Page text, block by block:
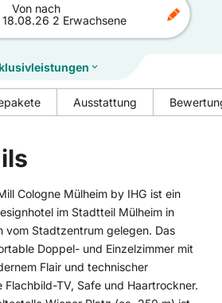
Von nach
18.08.26 2 Erwachsene
Ausstattung
Cologne Mülheim by IHG ist ein
im Stadtteil Mülheim in
vom Stadtzentrum gelegen. Das
Doppel- und Einzelzimmer mit
Flair und technischer
TV, Safe und Haartrockner.